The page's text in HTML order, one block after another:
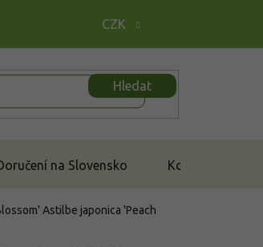
CZK
Hledat
na Slovensko Kontakt
Astilbe japonica 'Peach